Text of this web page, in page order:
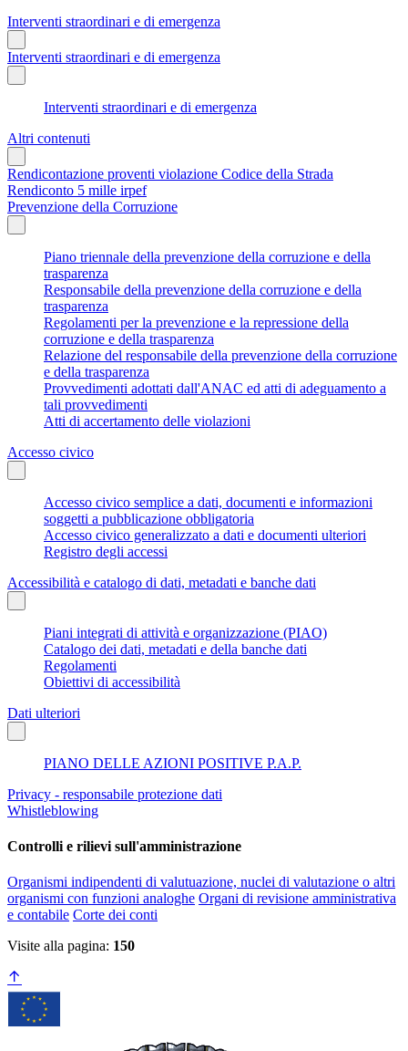
Interventi straordinari e di emergenza
Interventi straordinari e di emergenza
Interventi straordinari e di emergenza
Altri contenuti
Rendicontazione proventi violazione Codice della Strada
Rendiconto 5 mille irpef
Prevenzione della Corruzione
Piano triennale della prevenzione della corruzione e della
trasparenza
Responsabile della prevenzione della corruzione e della
trasparenza
Regolamenti per la prevenzione e la repressione della
corruzione e della trasparenza
Relazione del responsabile della prevenzione della corruzione
e della trasparenza
Provvedimenti adottati dall'ANAC ed atti di adeguamento a
tali provvedimenti
Atti di accertamento delle violazioni
Accesso civico
Accesso civico semplice a dati, documenti e informazioni
soggetti a pubblicazione obbligatoria
Accesso civico generalizzato a dati e documenti ulteriori
Registro degli accessi
Accessibilità e catalogo di dati, metadati e banche dati
Piani integrati di attività e organizzazione (PIAO)
Catalogo dei dati, metadati e della banche dati
Regolamenti
Obiettivi di accessibilità
Dati ulteriori
PIANO DELLE AZIONI POSITIVE P.A.P.
Privacy - responsabile protezione dati
Whistleblowing
Controlli e rilievi sull'amministrazione
Organismi indipendenti di valutuazione, nuclei di valutazione o altri
organismi con funzioni analoghe Organi di revisione amministrativa
e contabile Corte dei conti
Visite alla pagina: 150